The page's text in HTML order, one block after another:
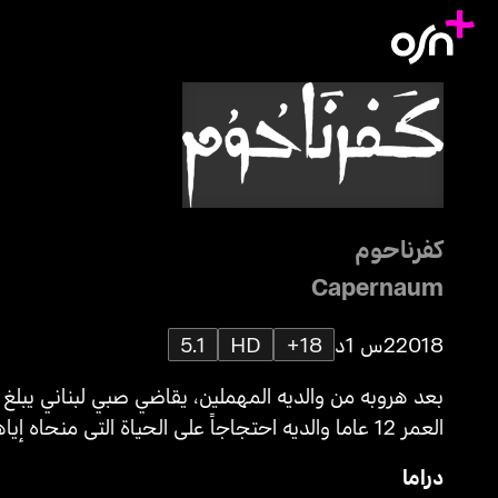
كفرناحوم
Capernaum
20182س 1د 18+
HD
5.1
بعد هروبه من والديه المهملين، يقاضي صبي لبناني
العمر 12 عاما والديه احتجاجاً على الحياة التي منحاه إياها.
دراما